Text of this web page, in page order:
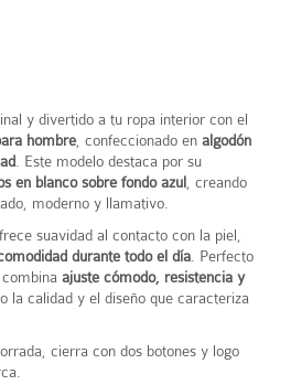
y divertido a tu ropa interior con el
hombre , confeccionado en algodón
. Este modelo destaca por su
en blanco sobre fondo azul , creando
moderno y llamativo.
suavidad al contacto con la piel,
durante todo el día . Perfecto
ajuste cómodo, resistencia y
la calidad y el diseño que caracteriza
cierra con dos botones y logo